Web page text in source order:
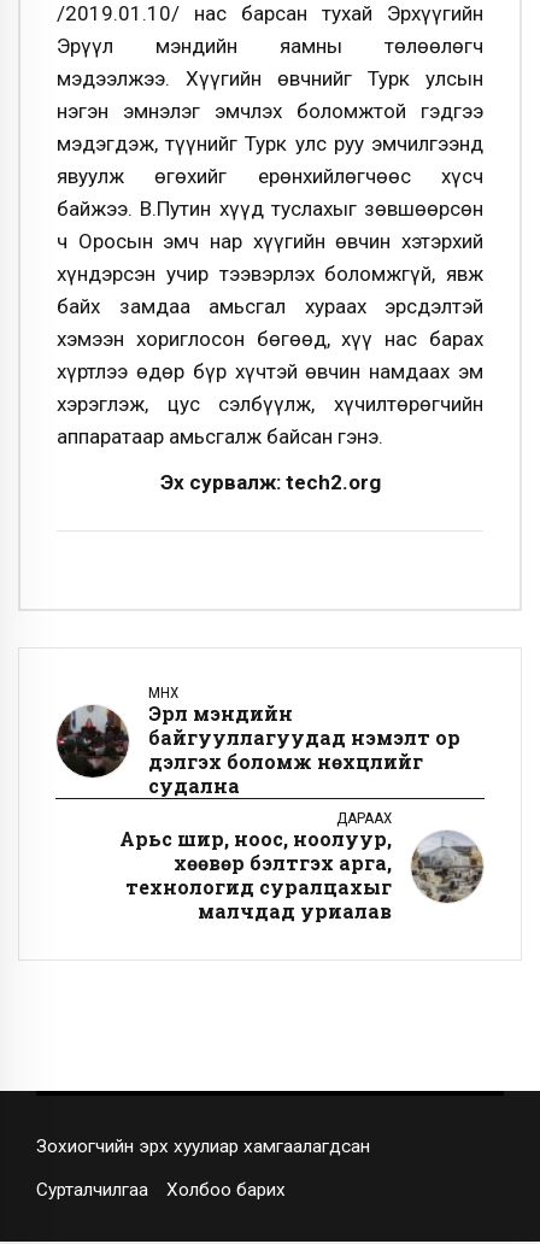
/2019.01.10/ нас барсан тухай Эрхүүгийн
Эрүүл мэндийн яамны төлөөлөгч
мэдээлжээ. Хүүгийн өвчнийг Турк улсын
нэгэн эмнэлэг эмчлэх боломжтой гэдгээ
мэдэгдэж, түүнийг Турк улс руу эмчилгээнд
явуулж өгөхийг ерөнхийлөгчөөс хүсч
байжээ. В.Путин хүүд туслахыг зөвшөөрсөн
ч Оросын эмч нар хүүгийн өвчин хэтэрхий
хүндэрсэн учир тээвэрлэх боломжгүй, явж
байх замдаа амьсгал хураах эрсдэлтэй
хэмээн хориглосон бөгөөд, хүү нас барах
хүртлээ өдөр бүр хүчтэй өвчин намдаах эм
хэрэглэж, цус сэлбүүлж, хүчилтөрөгчийн
аппаратаар амьсгалж байсан гэнэ.
Эх сурвалж: tech2.org
ӨМНӨХ
Эрүүл мэндийн
байгууллагуудад нэмэлт ор
дэлгэх боломж нөхцлийг
судална
ДАРААХ
Арьс шир, ноос, ноолуур,
хөөвөр бэлтгэх арга,
технологид суралцахыг
малчдад уриалав
Зохиогчийн эрх хуулиар хамгаалагдсан
Сурталчилгаа Холбоо барих